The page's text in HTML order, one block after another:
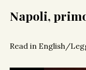
Napoli,
Read in English/